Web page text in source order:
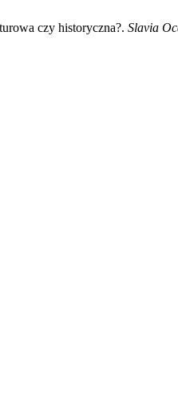
czy historyczna?. Slavia